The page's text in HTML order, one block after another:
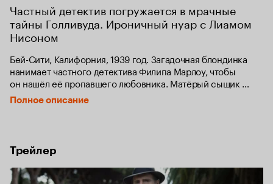
Частный детектив погружается в мрачные
тайны Голливуда. Ироничный нуар с Лиамом
Нисоном
Бей-Сити, Калифорния, 1939 год. Загадочная блондинка
нанимает частного детектива Филипа Марлоу, чтобы
он нашёл её пропавшего любовника. Матёрый сыщик
ещё не подозревает, что это, казалось бы, простое дело
вскоре станет для него смертельно опасным.
Полное описание
Трейлер